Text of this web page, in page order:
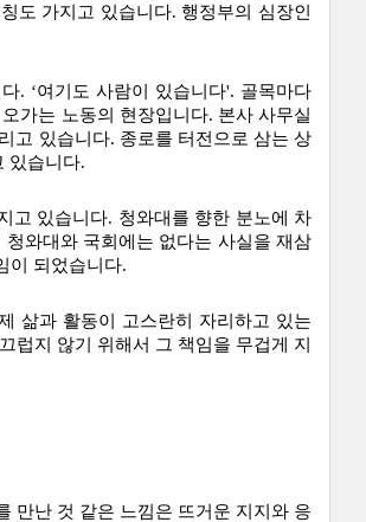
도 가지고 있습니다. 행정부의 심장인
. ‘여기도 사람이 있습니다'. 골목마다
가는 노동의 현장입니다. 본사 사무실
고 있습니다. 종로를 터전으로 삼는 상
있습니다.
고 있습니다. 청와대를 향한 분노에 차
와대와 국회에는 없다는 사실을 재삼
이 되었습니다.
삶과 활동이 고스란히 자리하고 있는
럽지 않기 위해서 그 책임을 무겁게 지
만난 것 같은 느낌은 뜨거운 지지와 응